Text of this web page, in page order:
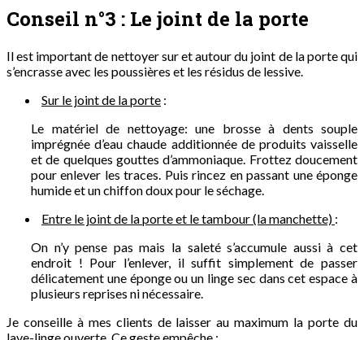
Conseil n°3 : Le joint de la porte
Il est important de nettoyer sur et autour du joint de la porte qui
s’encrasse avec les poussières et les résidus de lessive.
Sur le joint de la porte :
Le matériel de nettoyage: une brosse à dents souple
imprégnée d’eau chaude additionnée de produits vaisselle
et de quelques gouttes d’ammoniaque. Frottez doucement
pour enlever les traces. Puis rincez en passant une éponge
humide et un chiffon doux pour le séchage.
Entre le joint de la porte et le tambour (la manchette) :
On n’y pense pas mais la saleté s’accumule aussi à cet
endroit ! Pour l’enlever, il suffit simplement de passer
délicatement une éponge ou un linge sec dans cet espace à
plusieurs reprises ni nécessaire.
Je conseille à mes clients de laisser au maximum la porte du
lave-linge ouverte. Ce geste empêche :